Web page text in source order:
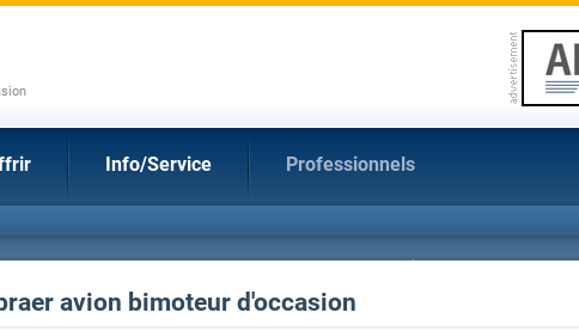
Info/Service Professionnels
avion bimoteur d'occasion